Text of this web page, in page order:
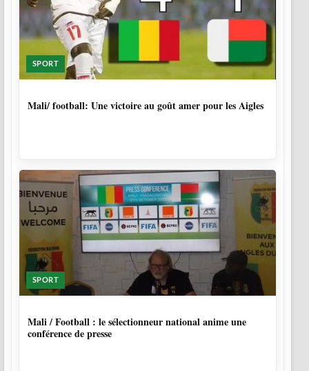
SPORT
Mali/ football: Une victoire au goût amer pour les Aigles
SPORT
Mali / Football : le sélectionneur national anime une
conférence de presse